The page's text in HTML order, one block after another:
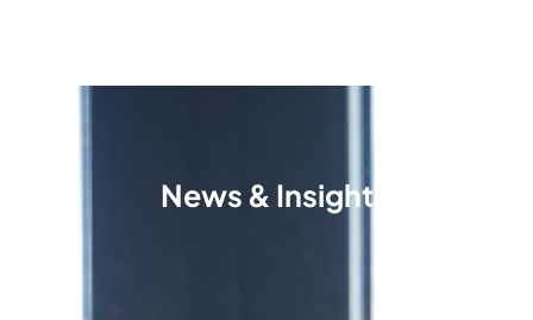
News & Insight